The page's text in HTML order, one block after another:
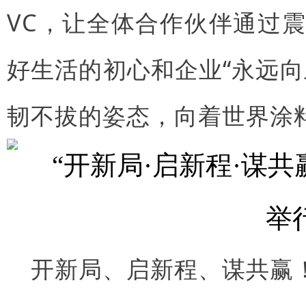
VC，让全体合作伙伴通过
好生活的初心和企业“永远
韧不拔的姿态，向着世界
开新局、启新程、谋共